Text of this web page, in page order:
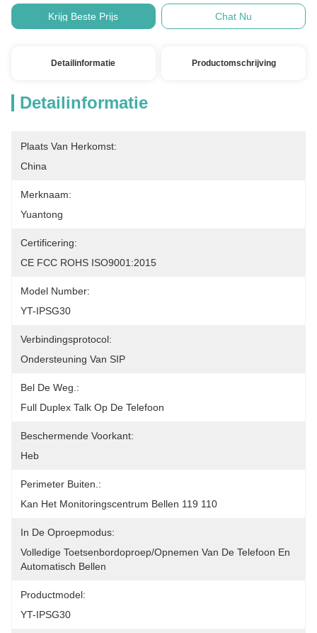
Krijg Beste Prijs Chat Nu
Detailinformatie Productomschrijving
Detailinformatie
Plaats Van Herkomst:
China
Merknaam:
Yuantong
Certificering:
CE FCC ROHS ISO9001:2015
Model Number:
YT-IPSG30
Verbindingsprotocol:
Ondersteuning Van SIP
Bel De Weg.:
Full Duplex Talk Op De Telefoon
Beschermende Voorkant:
Heb
Perimeter Buiten.:
Kan Het Monitoringscentrum Bellen 119 110
In De Oproepmodus:
Volledige Toetsenbordoproep/opnemen Van De Telefoon En
Automatisch Bellen
Productmodel:
YT-IPSG30